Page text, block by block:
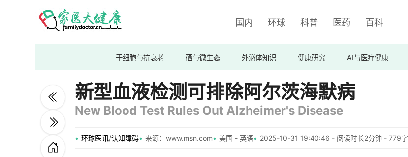
国内 环球 科普 医药 百科
干细胞与抗衰老 硒与微生态 外泌体知识 健康研究 AI与医疗健康
新型血液检测可排除阿尔茨海默病
New Blood Test Rules Out Alzheimer's Disease
环球医讯/认知障碍 来源：www.msn.com 美国 - 英语 2025-10-31 19:40:46 - 阅读时长2分钟 - 779字